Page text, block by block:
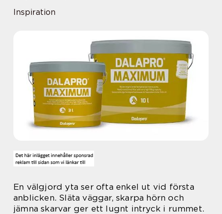
Inspiration
En välgjord yta ser ofta enkel ut vid första
anblicken. Släta väggar, skarpa hörn och
jämna skarvar ger ett lugnt intryck i rummet.